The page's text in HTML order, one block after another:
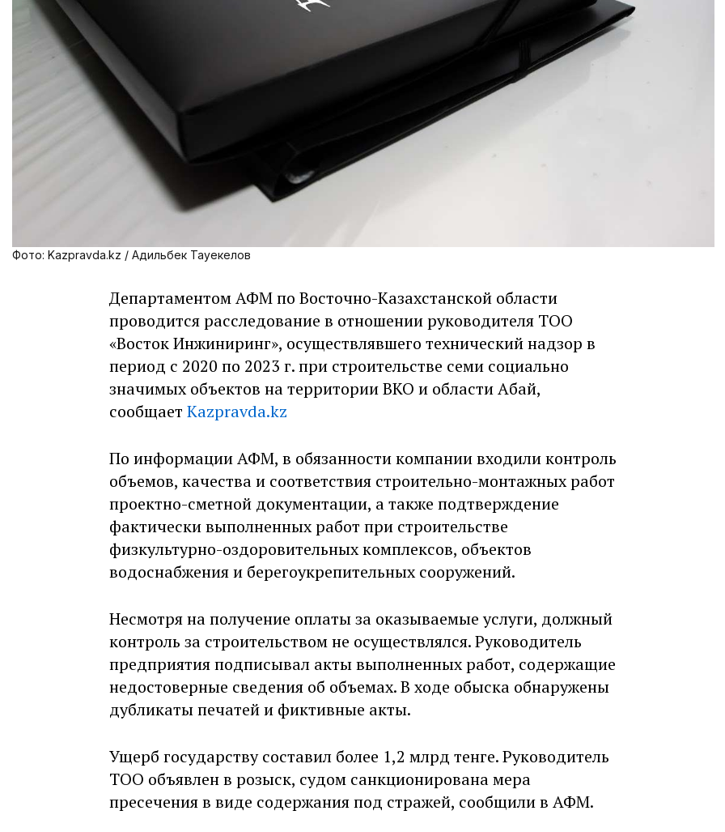
Фото: Kazpravda.kz / Адильбек Тауекелов
Департаментом АФМ по Восточно-Казахстанской области
проводится расследование в отношении руководителя ТОО
«Восток Инжиниринг», осуществлявшего технический надзор в
период с 2020 по 2023 г. при строительстве семи социально
значимых объектов на территории ВКО и области Абай,
сообщает Kazpravda.kz
По информации АФМ, в обязанности компании входили контроль
объемов, качества и соответствия строительно-монтажных работ
проектно-сметной документации, а также подтверждение
фактически выполненных работ при строительстве
физкультурно-оздоровительных комплексов, объектов
водоснабжения и берегоукрепительных сооружений.
Несмотря на получение оплаты за оказываемые услуги, должный
контроль за строительством не осуществлялся. Руководитель
предприятия подписывал акты выполненных работ, содержащие
недостоверные сведения об объемах. В ходе обыска обнаружены
дубликаты печатей и фиктивные акты.
Ущерб государству составил более 1,2 млрд тенге. Руководитель
ТОО объявлен в розыск, судом санкционирована мера
пресечения в виде содержания под стражей, сообщили в АФМ.